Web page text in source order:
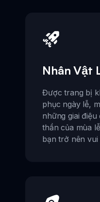
Nhân Vật
Được trang bị
phục ngày lễ,
những giai
thần của mùa
bạn trở nên